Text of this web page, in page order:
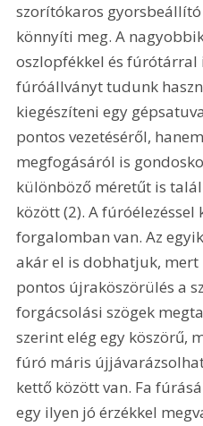
szorítókaros
könnyíti meg. A
oszlopfékkel és
fúróállványt tudunk
kiegészíteni egy
pontos vezetéséről,
megfogásáról is
különböző méretűt is
között (2). A
forgalomban van. Az
akár el is dobhatjuk, mert
pontos újraköszörülés a
forgácsolási szögek
szerint elég egy köszörű,
fúró máris
kettő között van. Fa
egy ilyen jó érzékkel